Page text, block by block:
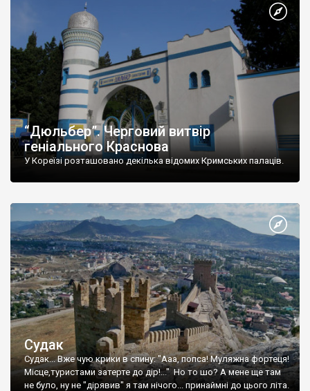
“Дюльбер”. Черговий витвір
геніального Краснова
У Кореїзі розташовано декілька відомих Кримських палаців.
Судак
Судак... Вже чую крики в спину: "Ааа, попса! Муляжна фортеця!
Місце,туристами затерте до дір!..." Но то шо? А мене ще там
не було, ну не "дірявив" я там нічого... принаймні до цього літа.